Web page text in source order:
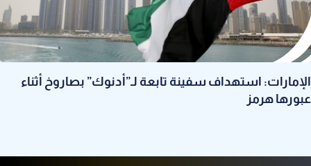
الإمارات: استهداف سفينة تابعة لـ”أدنوك” بصاروخ أثناء
عبورها هرمز